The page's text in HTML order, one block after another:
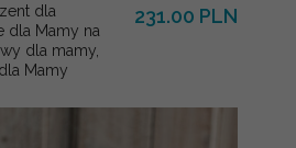
dla
dla Mamy na
dla mamy,
Mamy
231.00 PLN